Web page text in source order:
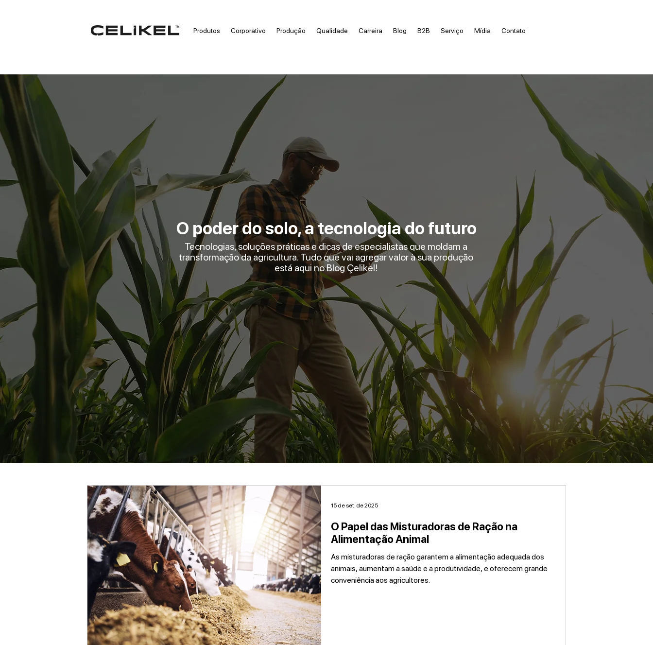
Produtos Corporativo Produção Qualidade Carreira Blog B2B Serviço Mídia Contato
O poder do solo, a tecnologia do futuro
Tecnologias, soluções práticas e dicas de especialistas que moldam a
transformação da agricultura. Tudo que vai agregar valor à sua produção
está aqui no Blog Çelikel!
O Papel das Misturadoras de Ração na
Alimentação Animal
As misturadoras de ração garantem a alimentação adequada dos
animais, aumentam a saúde e a produtividade, e oferecem grande
conveniência aos agricultores.
15 de set. de 2025